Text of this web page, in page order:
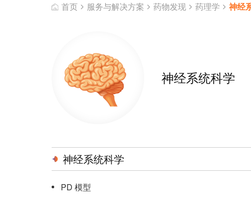
首页 服务与解决方案 药物发现 药理学 神经
神经系统科学
神经系统科学
PD 模型